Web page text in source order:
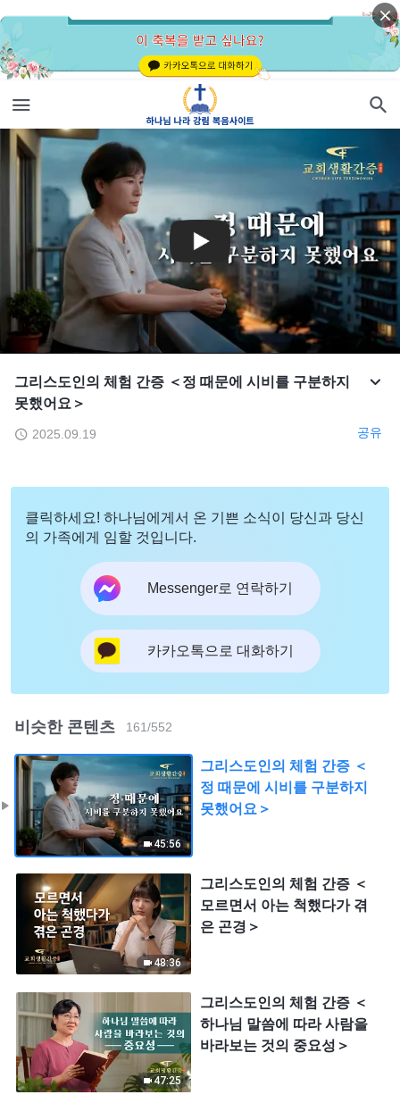
그리스도인의 체험 간증 ＜정 때문에 시비를 구분하지
못했어요＞
2025.09.19 공유
클릭하세요! 하나님에게서 온 기쁜 소식이 당신과 당신
의 가족에게 임할 것입니다.
Messenger로 연락하기
카카오톡으로 대화하기
비슷한 콘텐츠 161/552
45:56
그리스도인의 체험 간증 ＜
정 때문에 시비를 구분하지
못했어요＞
48:36
그리스도인의 체험 간증 ＜
모르면서 아는 척했다가 겪
은 곤경＞
47:25
그리스도인의 체험 간증 ＜
하나님 말씀에 따라 사람을
바라보는 것의 중요성＞